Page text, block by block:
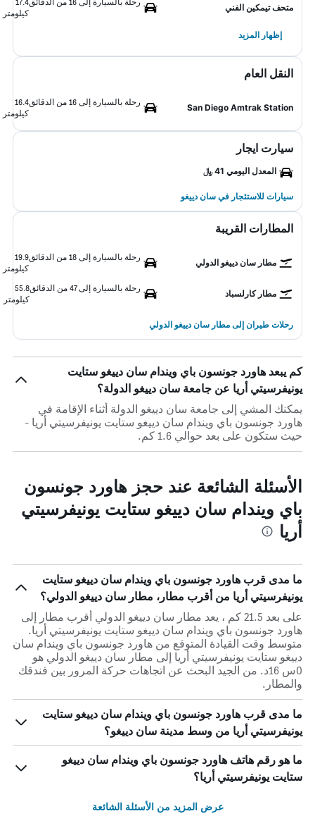
متحف تيمكين الفني
كيلومتر
إظهار المزيد
النقل العام
San Diego Amtrak Station
رحلة بالسيارة إلى 16 من الدقائق
16.4
كيلومتر
سيارت ايجار
المعدل اليومي 41 ﷼
سيارات للاستئجار في سان دييغو
المطارات القريبة
مطار سان دييغو الدولي
رحلة بالسيارة إلى 18 من الدقائق
19.9
كيلومتر
مطار كارلسباد
رحلة بالسيارة إلى 47 من الدقائق
55.8
كيلومتر
رحلات طيران إلى مطار سان دييغو الدولي
كم يبعد هاورد جونسون باي ويندام سان دييغو ستايت
يونيفرسيتي أريا عن جامعة سان دييغو الدولة؟
يمكنك المشي إلى جامعة سان دييغو الدولة أثناء الإقامة في
هاورد جونسون باي ويندام سان دييغو ستايت يونيفرسيتي أريا -
حيث ستكون على بعد حوالي 1.6 كم.
الأسئلة الشائعة عند حجز هاورد جونسون
باي ويندام سان دييغو ستايت يونيفرسيتي
أريا
ما مدى قرب هاورد جونسون باي ويندام سان دييغو ستايت
يونيفرسيتي أريا من أقرب مطار، مطار سان دييغو الدولي؟
على بعد 21.5 كم ، يعد مطار سان دييغو الدولي أقرب مطار إلى
هاورد جونسون باي ويندام سان دييغو ستايت يونيفرسيتي أريا.
متوسط وقت القيادة المتوقع من هاورد جونسون باي ويندام سان
دييغو ستايت يونيفرسيتي أريا إلى مطار سان دييغو الدولي هو
0س 16د. من الجيد البحث عن اتجاهات حركة المرور بين فندقك
والمطار.
ما مدى قرب هاورد جونسون باي ويندام سان دييغو ستايت
يونيفرسيتي أريا من وسط مدينة سان دييغو؟
ما هو رقم هاتف هاورد جونسون باي ويندام سان دييغو
ستايت يونيفرسيتي أريا؟
عرض المزيد من الأسئلة الشائعة